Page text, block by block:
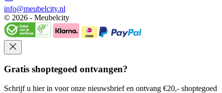
info@meubelcity.nl
© 2026 - Meubelcity
Gratis shoptegoed ontvangen?
Schrijf u hier in voor onze nieuwsbrief en ontvang €20,- shoptegoed